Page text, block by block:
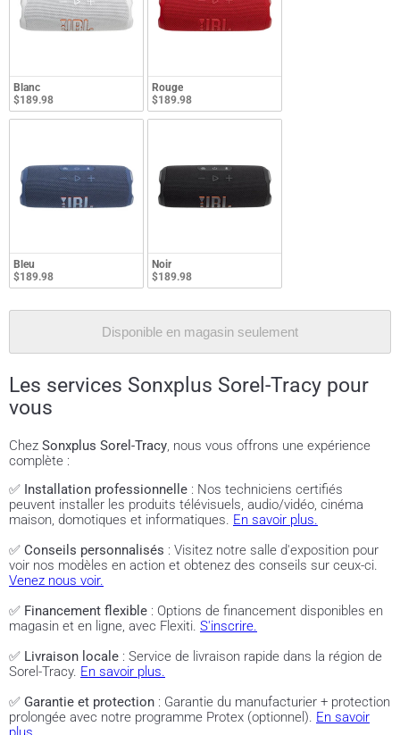
Blanc
$189.98
Rouge
$189.98
Bleu
$189.98
Noir
$189.98
Disponible en magasin seulement
Les services Sonxplus Sorel-Tracy pour
vous
Chez Sonxplus Sorel-Tracy, nous vous offrons une expérience
complète :
✅ Installation professionnelle : Nos techniciens certifiés
peuvent installer les produits télévisuels, audio/vidéo, cinéma
maison, domotiques et informatiques. En savoir plus.
✅ Conseils personnalisés : Visitez notre salle d'exposition pour
voir nos modèles en action et obtenez des conseils sur ceux-ci.
Venez nous voir.
✅ Financement flexible : Options de financement disponibles en
magasin et en ligne, avec Flexiti. S'inscrire.
✅ Livraison locale : Service de livraison rapide dans la région de
Sorel-Tracy. En savoir plus.
✅ Garantie et protection : Garantie du manufacturier + protection
prolongée avec notre programme Protex (optionnel). En savoir